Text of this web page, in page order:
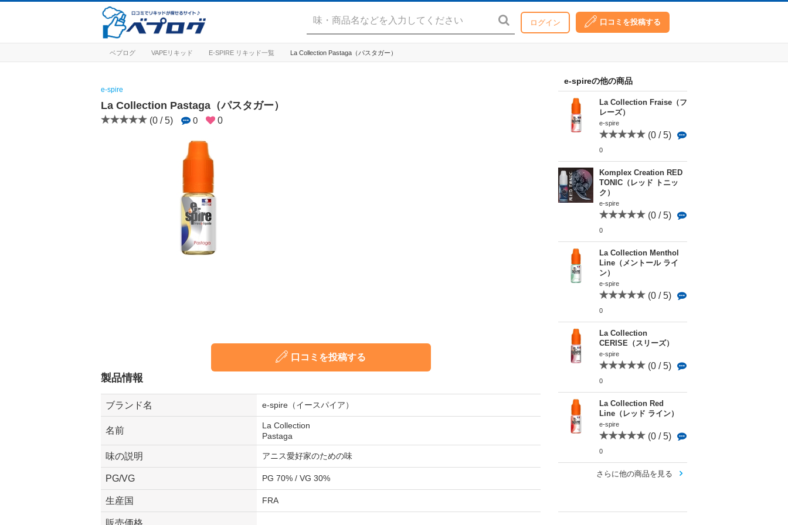
ログイン 口コミを投稿する
ベプログ VAPEリキッド E-SPIRE リキッド一覧 La Collection Pastaga（パスタガー）
e-spireの他の商品
La Collection Fraise（フ
レーズ）
e-spire
(0 / 5)
0
Komplex Creation RED
TONIC（レッド トニッ
ク）
e-spire
(0 / 5)
0
La Collection Menthol
Line（メントール ライ
ン）
e-spire
(0 / 5)
0
La Collection
CERISE（スリーズ）
e-spire
(0 / 5)
0
La Collection Red
Line（レッド ライン）
e-spire
(0 / 5)
0
さらに他の商品を見る
e-spire
La Collection Pastaga（パスタガー）
(0 / 5) 0 0
口コミを投稿する
製品情報
ブランド名 e-spire（イースパイア）
名前
La Collection
Pastaga
味の説明 アニス愛好家のための味
PG/VG PG 70% / VG 30%
生産国 FRA
販売価格